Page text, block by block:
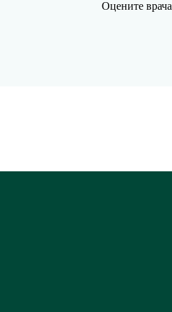
Оцените врача